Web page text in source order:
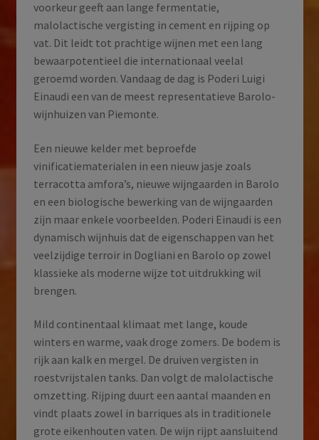
voorkeur geeft aan lange fermentatie,
malolactische vergisting in cement en rijping op
vat. Dit leidt tot prachtige wijnen met een lang
bewaarpotentieel die internationaal veelal
geroemd worden. Vandaag de dag is Poderi Luigi
Einaudi een van de meest representatieve Barolo-
wijnhuizen van Piemonte.
Een nieuwe kelder met beproefde
vinificatiematerialen in een nieuw jasje zoals
terracotta amfora’s, nieuwe wijngaarden in Barolo
en een biologische bewerking van de wijngaarden
zijn maar enkele voorbeelden. Poderi Einaudi is een
dynamisch wijnhuis dat de eigenschappen van het
veelzijdige terroir in Dogliani en Barolo op zowel
klassieke als moderne wijze tot uitdrukking wil
brengen.
Mild continentaal klimaat met lange, koude
winters en warme, vaak droge zomers. De bodem is
rijk aan kalk en mergel. De druiven vergisten in
roestvrijstalen tanks. Dan volgt de malolactische
omzetting. Rijping duurt een aantal maanden en
vindt plaats zowel in barriques als in traditionele
grote eikenhouten vaten. De wijn rijpt aansluitend